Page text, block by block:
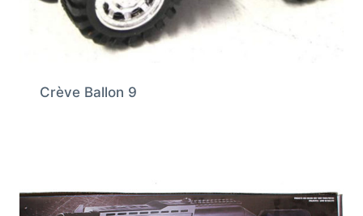
Crève Ballon 9